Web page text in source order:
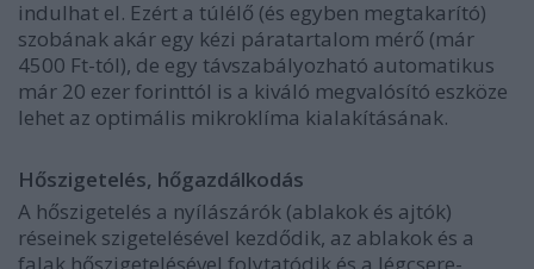
indulhat el. Ezért a túlélő (és egyben megtakarító)
szobának akár egy kézi páratartalom mérő (már
4500 Ft-tól), de egy távszabályozható automatikus
már 20 ezer forinttól is a kiváló megvalósító eszköze
lehet az optimális mikroklíma kialakításának.
Hőszigetelés, hőgazdálkodás
A hőszigetelés a nyílászárók (ablakok és ajtók)
réseinek szigetelésével kezdődik, az ablakok és a